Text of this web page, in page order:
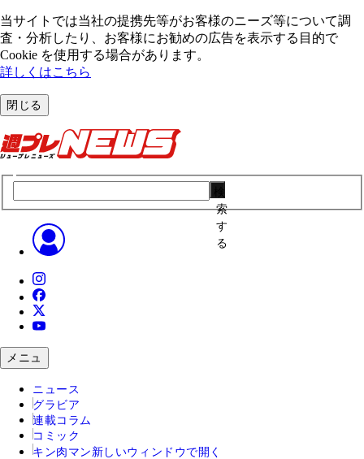
当サイトでは当社の提携先等がお客様のニーズ等について調
査・分析したり、お客様にお勧めの広告を表⽰する⽬的で
Cookie を使⽤する場合があります。
詳しくはこちら
閉じる
索
す
る
メニュ
ニュース
グラビア
連載コラム
コミック
キン肉マン 新しいウィンドウで開く